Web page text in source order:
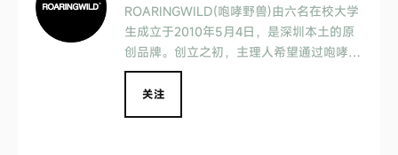
ROARINGWILD(咆哮野兽)由六名在校大学
生成立于2010年5月4日，是深圳本土的原
创品牌。创立之初，主理人希望通过咆哮“R
oar”的态度来面对生活，尤其希望当代大学
生能够积极追逐理想，而不是为谋生而生
活，关注艺术，音乐等精神文化。ROARIN
关注